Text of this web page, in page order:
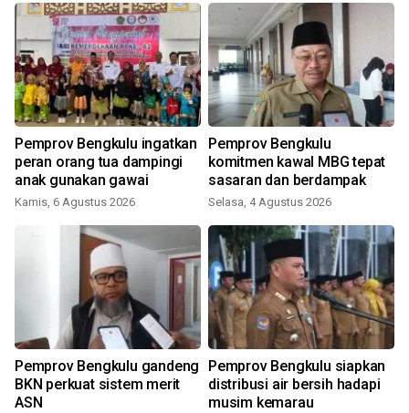
Pemprov Bengkulu ingatkan
peran orang tua dampingi
anak gunakan gawai
Kamis, 6 Agustus 2026
Pemprov Bengkulu
komitmen kawal MBG tepat
sasaran dan berdampak
Selasa, 4 Agustus 2026
Pemprov Bengkulu gandeng
BKN perkuat sistem merit
ASN
Pemprov Bengkulu siapkan
distribusi air bersih hadapi
musim kemarau